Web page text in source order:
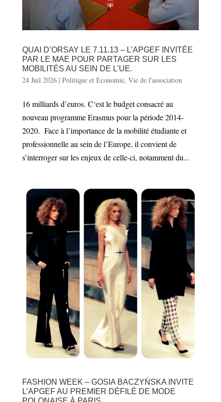
QUAI D’ORSAY LE 7.11.13 – L’APGEF INVITÉE
PAR LE MAE POUR PARTAGER SUR LES
MOBILITÉS AU SEIN DE L’UE.
24 Juil 2026| Politique et Economie, Vie de l'association
16 milliards d’euros. C‘est le budget consacré au
nouveau programme Erasmus pour la période 2014-
2020. Face à l’importance de la mobilité étudiante et
professionnelle au sein de l’Europe, il convient de
s’interroger sur les enjeux de celle-ci, notamment du...
FASHION WEEK – GOSIA BACZYŃSKA INVITE
L’APGEF AU PREMIER DÉFILÉ DE MODE